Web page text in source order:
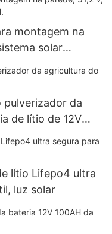
montagem na
solar
pulverizador da
de lítio de 12V
lítio Lifepo4 ultra
luz solar